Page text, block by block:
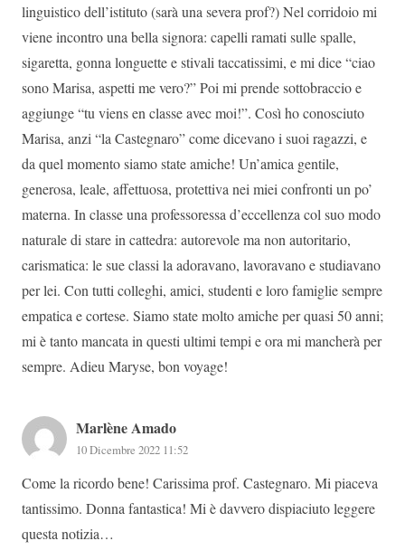
linguistico dell’istituto (sarà una severa prof?) Nel corridoio mi
viene incontro una bella signora: capelli ramati sulle spalle,
sigaretta, gonna longuette e stivali taccatissimi, e mi dice “ciao
sono Marisa, aspetti me vero?” Poi mi prende sottobraccio e
aggiunge “tu viens en classe avec moi!”. Così ho conosciuto
Marisa, anzi “la Castegnaro” come dicevano i suoi ragazzi, e
da quel momento siamo state amiche! Un’amica gentile,
generosa, leale, affettuosa, protettiva nei miei confronti un po’
materna. In classe una professoressa d’eccellenza col suo modo
naturale di stare in cattedra: autorevole ma non autoritario,
carismatica: le sue classi la adoravano, lavoravano e studiavano
per lei. Con tutti colleghi, amici, studenti e loro famiglie sempre
empatica e cortese. Siamo state molto amiche per quasi 50 anni;
mi è tanto mancata in questi ultimi tempi e ora mi mancherà per
sempre. Adieu Maryse, bon voyage!
Marlène Amado
10 Dicembre 2022 11:52
Come la ricordo bene! Carissima prof. Castegnaro. Mi piaceva
tantissimo. Donna fantastica! Mi è davvero dispiaciuto leggere
questa notizia…